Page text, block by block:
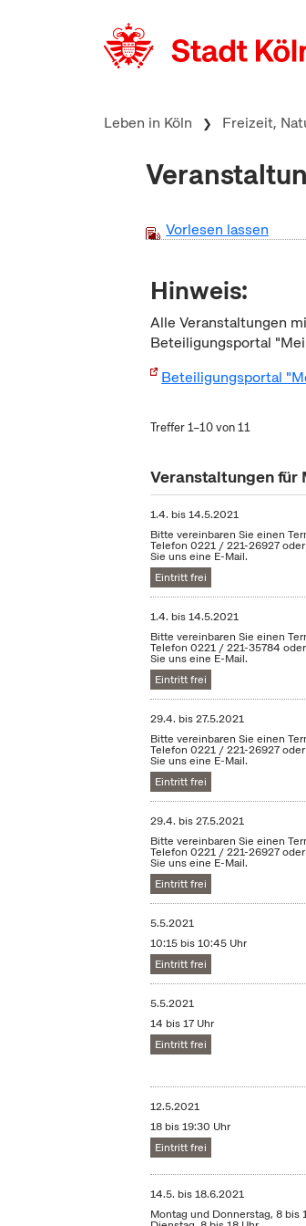
Leben in Köln Freizeit,
Vorlesen lassen
Hinweis:
Alle Veranstaltungen
Beteiligungsportal
Beteiligungsportal
Treffer 1–10 von 11
Veranstaltungen
1.4. bis14.5.2021
Bitte vereinbaren Sie einen
Telefon 0221 / 221-26927
Sie uns eine E-Mail.
Eintritt frei
1.4. bis14.5.2021
Bitte vereinbaren Sie einen
Telefon 0221 / 221-35784
Sie uns eine E-Mail.
Eintritt frei
29.4. bis27.5.2021
Bitte vereinbaren Sie einen
Telefon 0221 / 221-26927
Sie uns eine E-Mail.
Eintritt frei
29.4. bis27.5.2021
Bitte vereinbaren Sie einen
Telefon 0221 / 221-26927
Sie uns eine E-Mail.
Eintritt frei
5.5.2021
10:15 bis 10:45 Uhr
Eintritt frei
5.5.2021
14 bis 17 Uhr
Eintritt frei
12.5.2021
18 bis 19:30 Uhr
Eintritt frei
14.5. bis18.6.2021
Montag und Donnerstag, 8 bis